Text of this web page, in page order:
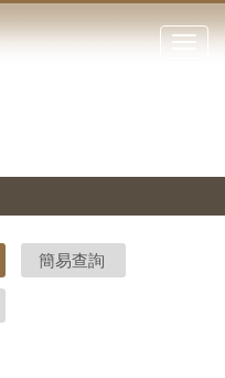
點
閉
站
停、
圖
圖
結
簡易查詢